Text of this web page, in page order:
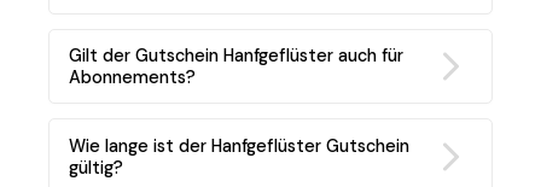
Gilt der Gutschein Hanfgeflüster auch für
Abonnements?
Wie lange ist der Hanfgeflüster Gutschein
gültig?